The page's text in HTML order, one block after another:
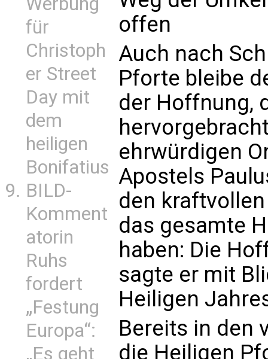
für
Christoph
er Street
Day mit
dem
heiligen
Bonifatius
BILD-
Komment
atorin
Ruhs
fordert
„Festung
Europa“:
„Es geht
offen
Auch nach
Pforte bleibe
der Hoffnung,
ehrwürdigen
Apostels
den
das gesamte
haben: Die
sagte er mit
Heiligen
Bereits in den
die Heiligen